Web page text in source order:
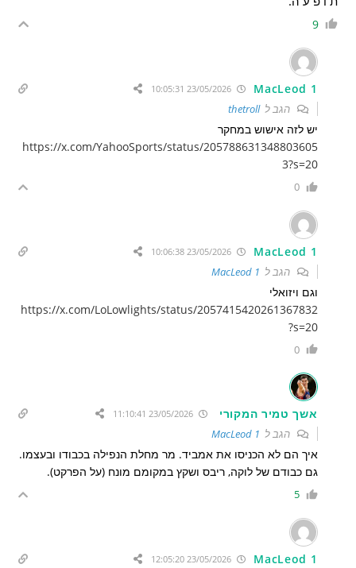
9
MacLeod 1
הגב לthetroll
יש לזה אישוש במחקר
https://x.com/YahooSports/status/205788631348803605
3?s=20
0
MacLeod 1
הגב ל MacLeod 1
וגם ויזואלי
https://x.com/LoLowlights/status/2057415420261367832
?s=20
0
אשך טמיר המקורי
הגב ל MacLeod 1
איך הם לא הכניסו את אמביד. מר מחלת הנפילה בכבודו ובעצמו.
גם כבודם של לוקה, ריבס ושקץ במקומם מונח (על הפרקט).
5
MacLeod 1